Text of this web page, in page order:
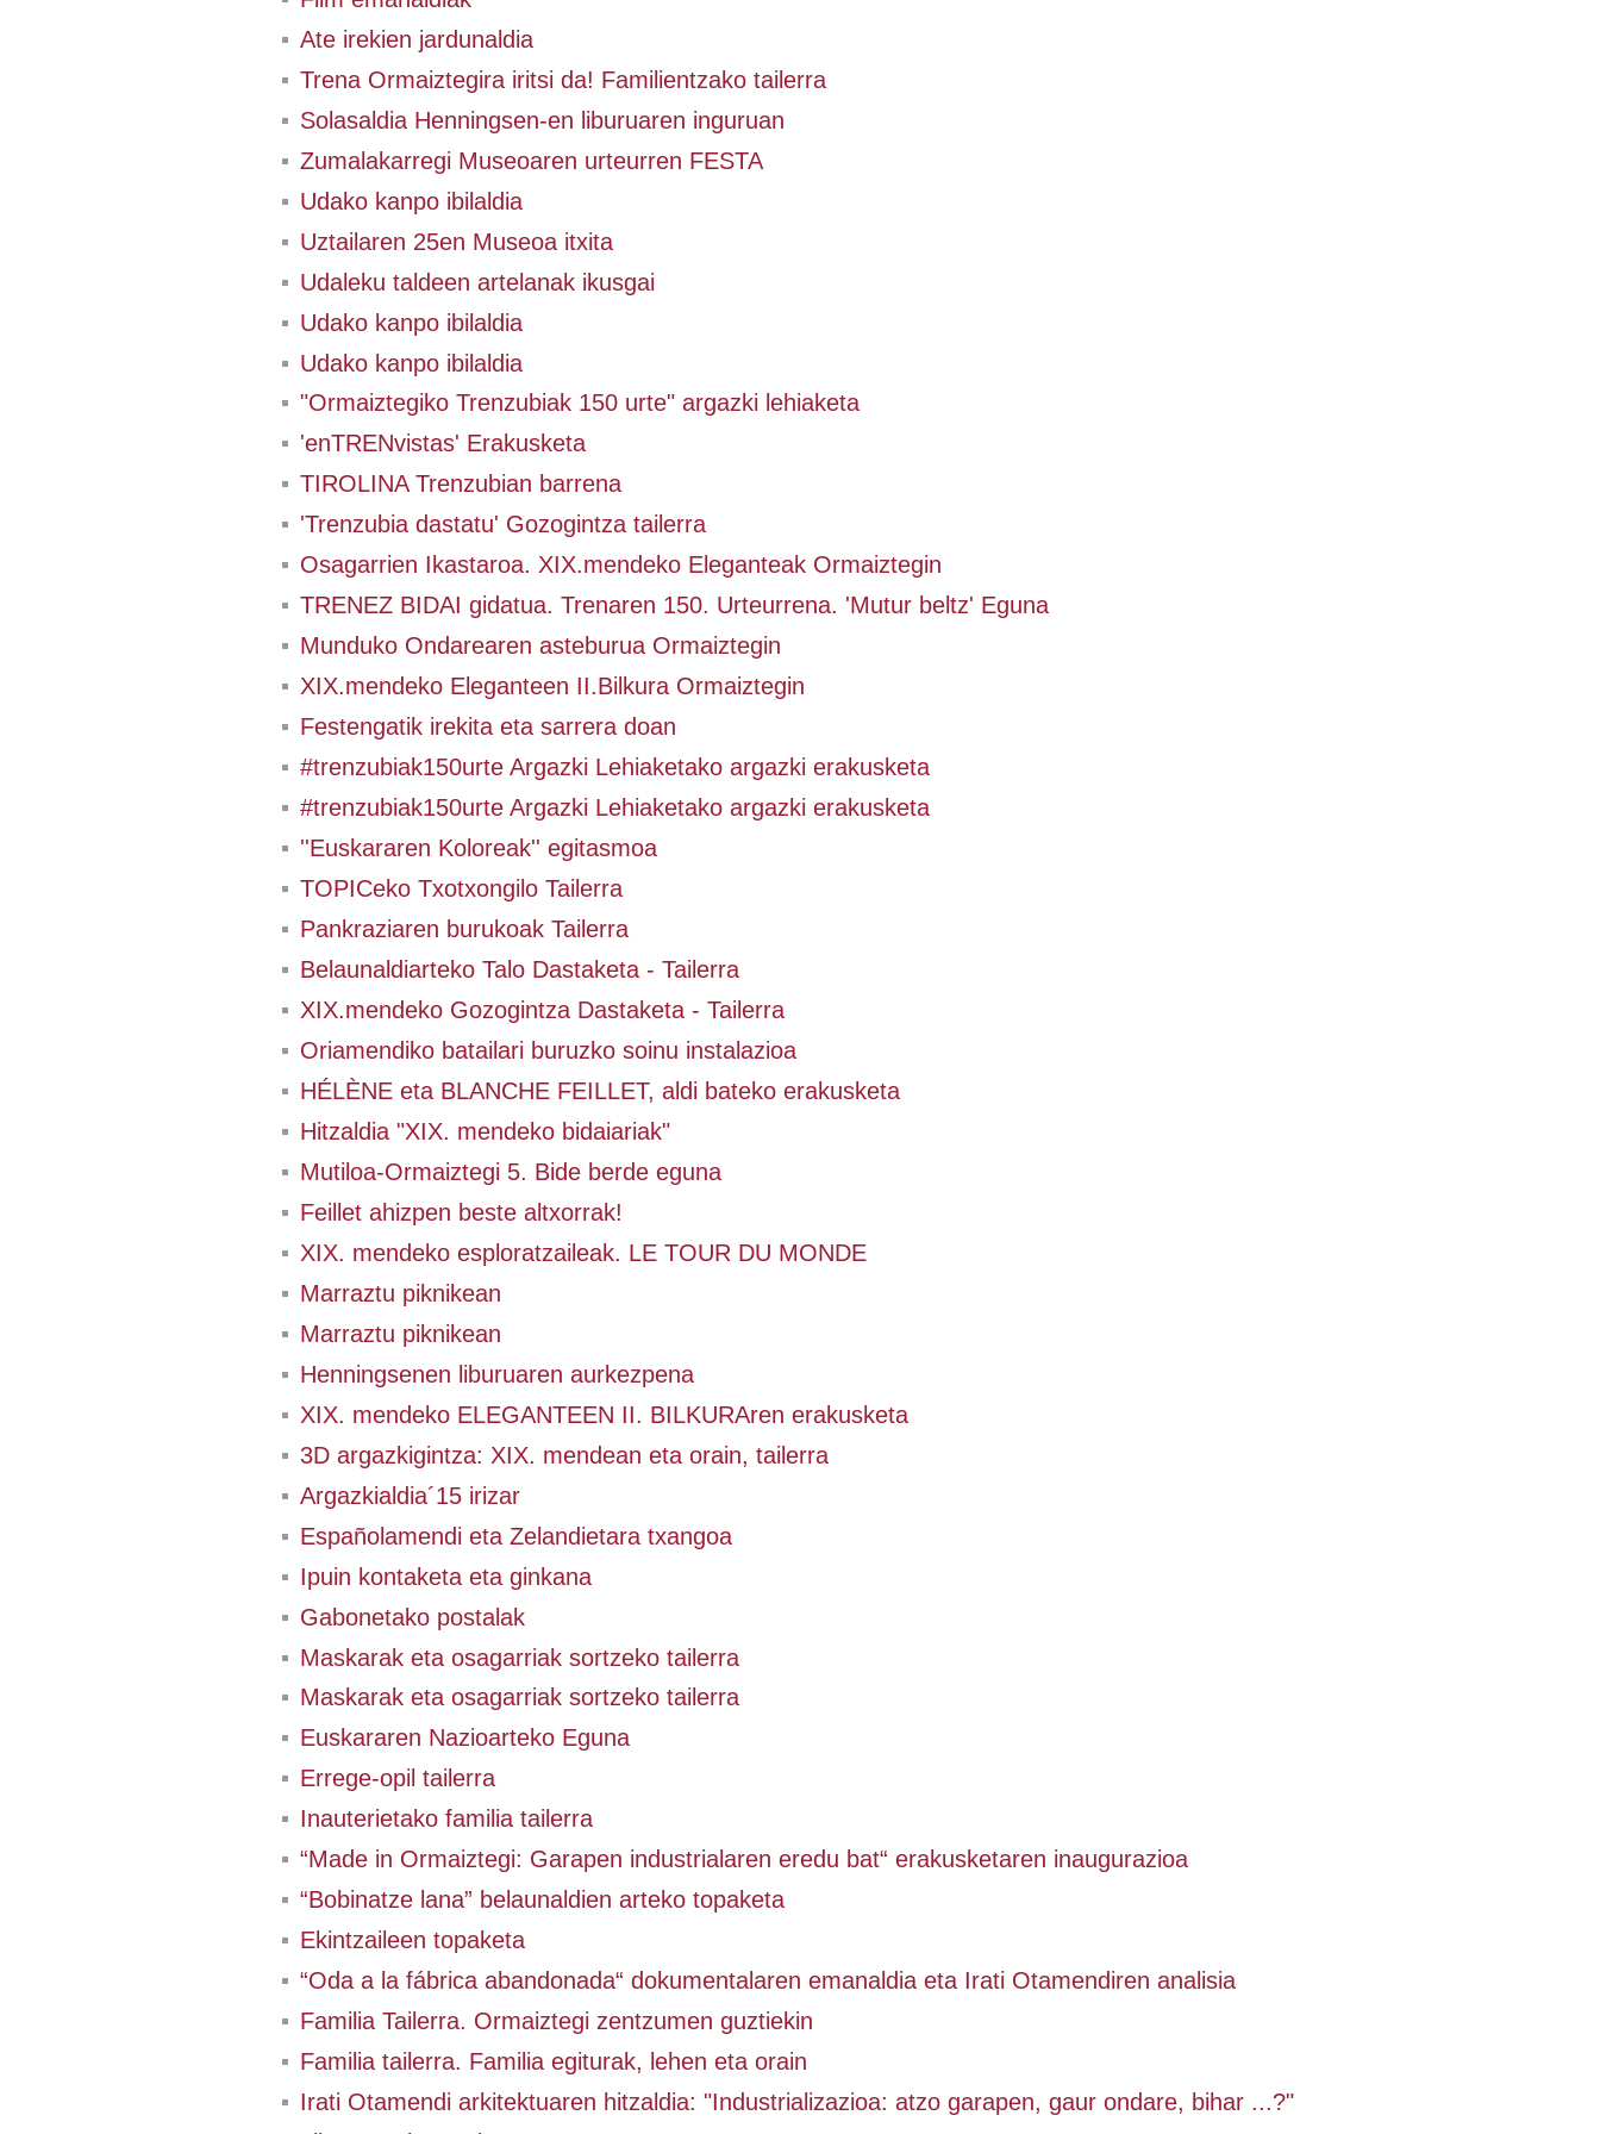
Ate irekien jardunaldia
Trena Ormaiztegira iritsi da! Familientzako tailerra
Solasaldia Henningsen-en liburuaren inguruan
Zumalakarregi Museoaren urteurren FESTA
Udako kanpo ibilaldia
Uztailaren 25en Museoa itxita
Udaleku taldeen artelanak ikusgai
Udako kanpo ibilaldia
Udako kanpo ibilaldia
"Ormaiztegiko Trenzubiak 150 urte" argazki lehiaketa
'enTRENvistas' Erakusketa
TIROLINA Trenzubian barrena
'Trenzubia dastatu' Gozogintza tailerra
Osagarrien Ikastaroa. XIX.mendeko Eleganteak Ormaiztegin
TRENEZ BIDAI gidatua. Trenaren 150. Urteurrena. 'Mutur beltz' Eguna
Munduko Ondarearen asteburua Ormaiztegin
XIX.mendeko Eleganteen II.Bilkura Ormaiztegin
Festengatik irekita eta sarrera doan
#trenzubiak150urte Argazki Lehiaketako argazki erakusketa
#trenzubiak150urte Argazki Lehiaketako argazki erakusketa
''Euskararen Koloreak'' egitasmoa
TOPICeko Txotxongilo Tailerra
Pankraziaren burukoak Tailerra
Belaunaldiarteko Talo Dastaketa - Tailerra
XIX.mendeko Gozogintza Dastaketa - Tailerra
Oriamendiko batailari buruzko soinu instalazioa
HÉLÈNE eta BLANCHE FEILLET, aldi bateko erakusketa
Hitzaldia "XIX. mendeko bidaiariak"
Mutiloa-Ormaiztegi 5. Bide berde eguna
Feillet ahizpen beste altxorrak!
XIX. mendeko esploratzaileak. LE TOUR DU MONDE
Marraztu piknikean
Marraztu piknikean
Henningsenen liburuaren aurkezpena
XIX. mendeko ELEGANTEEN II. BILKURAren erakusketa
3D argazkigintza: XIX. mendean eta orain, tailerra
Argazkialdia´15 irizar
Españolamendi eta Zelandietara txangoa
Ipuin kontaketa eta ginkana
Gabonetako postalak
Maskarak eta osagarriak sortzeko tailerra
Maskarak eta osagarriak sortzeko tailerra
Euskararen Nazioarteko Eguna
Errege-opil tailerra
Inauterietako familia tailerra
“Made in Ormaiztegi: Garapen industrialaren eredu bat“ erakusketaren inaugurazioa
“Bobinatze lana” belaunaldien arteko topaketa
Ekintzaileen topaketa
“Oda a la fábrica abandonada“ dokumentalaren emanaldia eta Irati Otamendiren analisia
Familia Tailerra. Ormaiztegi zentzumen guztiekin
Familia tailerra. Familia egiturak, lehen eta orain
Irati Otamendi arkitektuaren hitzaldia: "Industrializazioa: atzo garapen, gaur ondare, bihar ...?"